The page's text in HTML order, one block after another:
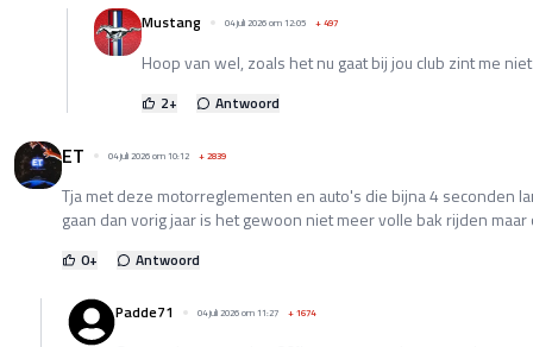
Mustang
04 juli 2026 om 12:05 +497
Hoop van wel, zoals het nu gaat bij jou club zint me niet
2+ Antwoord
ET 04 juli 2026 om 10:12 +2839
Tja met deze motorreglementen en auto's die bijna 4 seconden
gaan dan vorig jaar is het gewoon niet meer volle bak rijden
0+ Antwoord
Padde71 04 juli 2026 om 11:27 +1674